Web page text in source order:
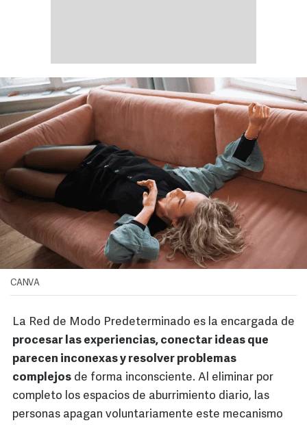
CANVA
La Red de Modo Predeterminado es la encargada de
procesar las experiencias, conectar ideas que
parecen inconexas y resolver problemas
complejos de forma inconsciente. Al eliminar por
completo los espacios de aburrimiento diario, las
personas apagan voluntariamente este mecanismo